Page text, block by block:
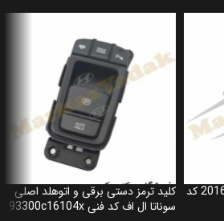
کلید ترمز برقی اصلی سانتافه 2016 کد
کلید ترمز دستی برقی و اتوهلد اصلی
سوناتا ال اف کد فنی 93300c16104x